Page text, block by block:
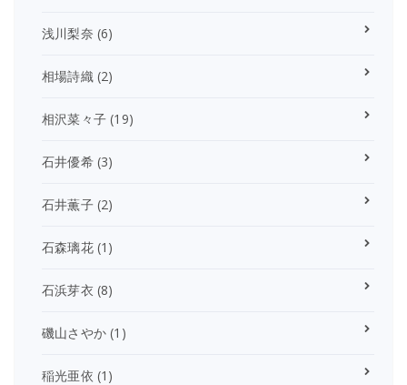
浅川梨奈 (6)
相場詩織(2)
相沢菜々子 (19)
石井優希(3)
石井薫子(2)
石森璃花(1)
石浜芽衣 (8)
磯山さやか (1)
稲光亜依 (1)